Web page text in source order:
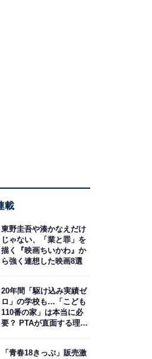
載
東野圭吾や湊かなえだけ
じゃない、「業と罪」を
描く『映画ちいかわ』か
ら強く連想した映画8選
20年間「駆け込み実績ゼ
ロ」の学校も…「こども
110番の家」は本当に必
要？ PTAが直面する理想
「青春18きっぷ」販売激